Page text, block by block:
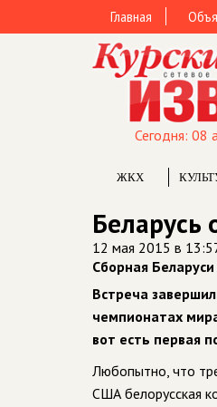
Главная
Сегодня: 08
ЖКХ
Беларусь
12 мая 2015 в
Сборная
Встреча
чемпионатах
вот есть первая
Любопытно, что
США белорусская